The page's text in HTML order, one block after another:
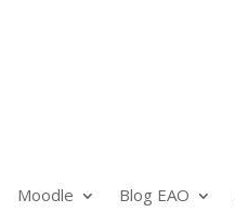
Moodle Blog EAO